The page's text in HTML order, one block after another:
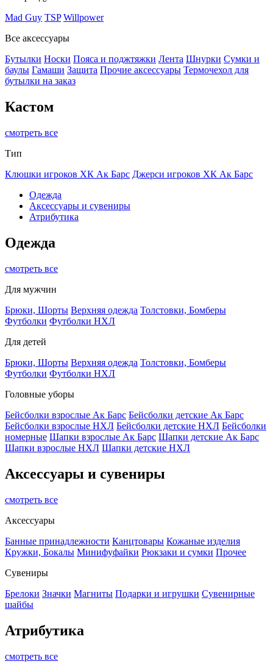
Mad Guy TSP Willpower
Все аксессуары
Бутылки Носки Пояса и поджтяжки Лента Шнурки Сумки и
баулы Гамаши Защита Прочие аксессуары Термочехол для
бутылки на заказ
Кастом
смотреть все
Тип
Клюшки игроков ХК Ак Барс Джерси игроков ХК Ак Барс
Одежда
Аксессуары и сувениры
Атрибутика
Одежда
смотреть все
Для мужчин
Брюки, Шорты Верхняя одежда Толстовки, Бомберы
Футболки Футболки НХЛ
Для детей
Брюки, Шорты Верхняя одежда Толстовки, Бомберы
Футболки Футболки НХЛ
Головные уборы
Бейсболки взрослые Ак Барс Бейсболки детские Ак Барс
Бейсболки взрослые НХЛ Бейсболки детские НХЛ Бейсболки
номерные Шапки взрослые Ак Барс Шапки детские Ак Барс
Шапки взрослые НХЛ Шапки детские НХЛ
Аксессуары и сувениры
смотреть все
Аксессуары
Банные принадлежности Канцтовары Кожаные изделия
Кружки, Бокалы Минифуфайки Рюкзаки и сумки Прочее
Сувениры
Брелоки Значки Магниты Подарки и игрушки Сувенирные
шайбы
Атрибутика
смотреть все